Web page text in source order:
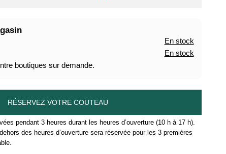
En stock
En stock
boutiques sur demande.
RÉSERVEZ VOTRE COUTEAU
pendant 3 heures durant les heures d’ouverture (10 h à 17 h).
des heures d’ouverture sera réservée pour les 3 premières